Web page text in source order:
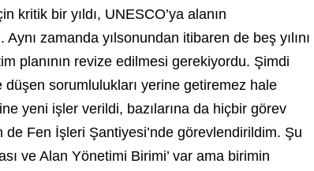
kritik bir yıldı, UNESCO’ya alanın
zamanda yılsonundan itibaren de beş yılını
planının revize edilmesi gerekiyordu. Şimdi
sorumlulukları yerine getiremez hale
yeni işler verildi, bazılarına da hiçbir görev
Fen İşleri Şantiyesi’nde görevlendirildim. Şu
ve Alan Yönetimi Birimi’ var ama birimin